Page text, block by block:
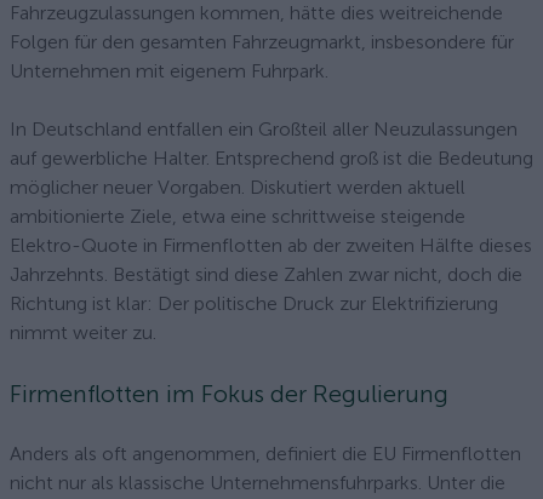
Fahrzeugzulassungen kommen, hätte dies weitreichende
Folgen für den gesamten Fahrzeugmarkt, insbesondere für
Unternehmen mit eigenem Fuhrpark.
In Deutschland entfallen ein Großteil aller Neuzulassungen
auf gewerbliche Halter. Entsprechend groß ist die Bedeutung
möglicher neuer Vorgaben. Diskutiert werden aktuell
ambitionierte Ziele, etwa eine schrittweise steigende
Elektro-Quote in Firmenflotten ab der zweiten Hälfte dieses
Jahrzehnts. Bestätigt sind diese Zahlen zwar nicht, doch die
Richtung ist klar: Der politische Druck zur Elektrifizierung
nimmt weiter zu.
Firmenflotten im Fokus der Regulierung
Anders als oft angenommen, definiert die EU Firmenflotten
nicht nur als klassische Unternehmensfuhrparks. Unter die